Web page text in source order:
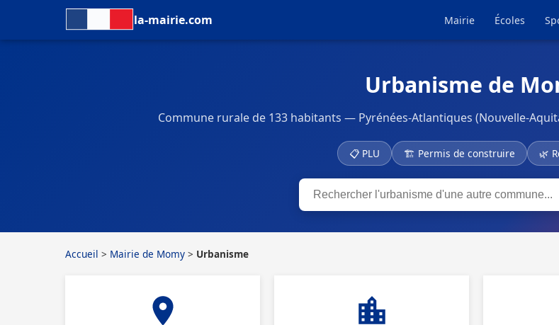
la-mairie.com Mairie Écoles
Urbanisme de
Commune rurale de 133 habitants — Pyrénées-Atlantiques (Nouvelle-
📋 PLU 🏗 Permis de construire 🌿
Accueil > Mairie de Momy > Urbanisme